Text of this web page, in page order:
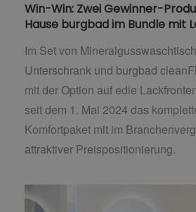
Win-Win: Zwei Gewinner-
Hause burgbad im Bundle mit
Im Set von
Unterschrank und burgbad
mit der Option auf edle
seit dem 1. Mai 2024 das
Komfortpaket mit im
attraktiver Preispositionierung.